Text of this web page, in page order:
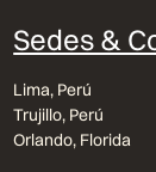
Sedes &
Lima, Perú
Trujillo, Perú
Orlando, Florida